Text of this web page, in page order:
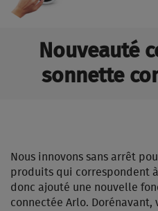
Nouveauté
sonnette
Nous innovons sans arrêt
produits qui correspondent
donc ajouté une nouvelle
connectée Arlo. Dorénavant,